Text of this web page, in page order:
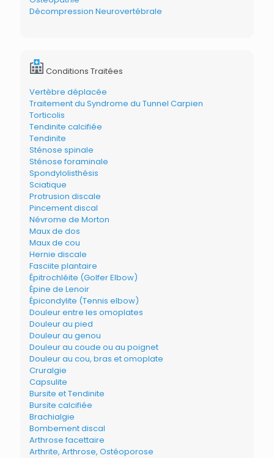
Décompression Neurovertébrale
Conditions Traitées
Vertèbre déplacée
Traitement du Syndrome du Tunnel Carpien
Torticolis
Tendinite calcifiée
Tendinite
Sténose spinale
Sténose foraminale
Spondylolisthésis
Sciatique
Protrusion discale
Pincement discal
Névrome de Morton
Maux de dos
Maux de cou
Hernie discale
Fasciite plantaire
Épitrochléite (Golfer Elbow)
Épine de Lenoir
Épicondylite (Tennis elbow)
Douleur entre les omoplates
Douleur au pied
Douleur au genou
Douleur au coude ou au poignet
Douleur au cou, bras et omoplate
Cruralgie
Capsulite
Bursite et Tendinite
Bursite calcifiée
Brachialgie
Bombement discal
Arthrose facettaire
Arthrite, Arthrose, Ostéoporose